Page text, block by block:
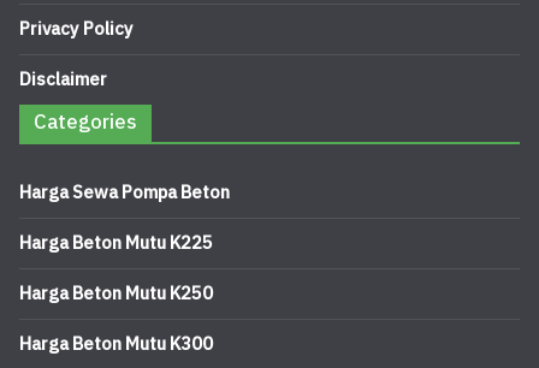
Privacy Policy
Disclaimer
Categories
Harga Sewa Pompa Beton
Harga Beton Mutu K225
Harga Beton Mutu K250
Harga Beton Mutu K300